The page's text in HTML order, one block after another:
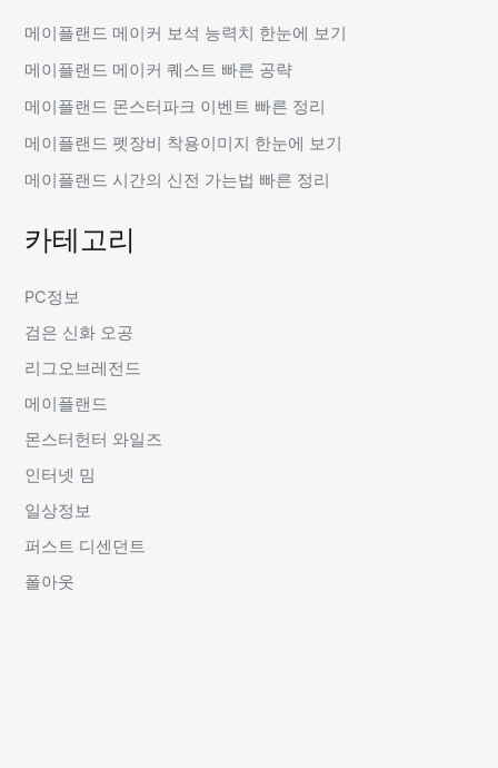
메이플랜드 메이커 보석 능력치 한눈에 보기
메이플랜드 메이커 퀘스트 빠른 공략
메이플랜드 몬스터파크 이벤트 빠른 정리
메이플랜드 펫장비 착용이미지 한눈에 보기
메이플랜드 시간의 신전 가는법 빠른 정리
카테고리
PC정보
검은 신화 오공
리그오브레전드
메이플랜드
몬스터헌터 와일즈
인터넷 밈
일상정보
퍼스트 디센던트
폴아웃